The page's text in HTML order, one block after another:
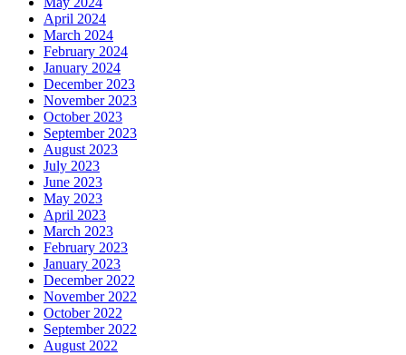
April 2024
March 2024
February 2024
January 2024
December 2023
November 2023
October 2023
September 2023
August 2023
July 2023
June 2023
May 2023
April 2023
March 2023
February 2023
January 2023
December 2022
November 2022
October 2022
September 2022
August 2022